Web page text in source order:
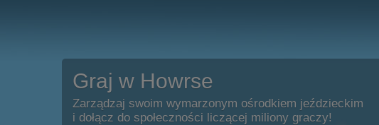
Graj w Howrse
Zarządzaj swoim wymarzonym ośrodkiem jeździeckim
i dołącz do społeczności liczącej miliony graczy!